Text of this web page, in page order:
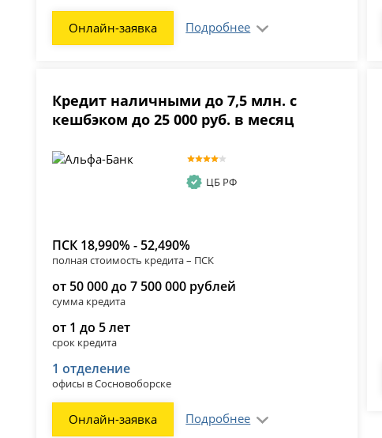
Онлайн-заявка Подробнее
Кредит наличными до 7,5 млн. с
кешбэком до 25 000 руб. в месяц
ЦБ РФ
ПСК 18,990% - 52,490%
полная стоимость кредита – ПСК
от 50 000 до 7 500 000 рублей
сумма кредита
от 1 до 5 лет
срок кредита
1 отделение
офисы в Сосновоборске
Онлайн-заявка Подробнее